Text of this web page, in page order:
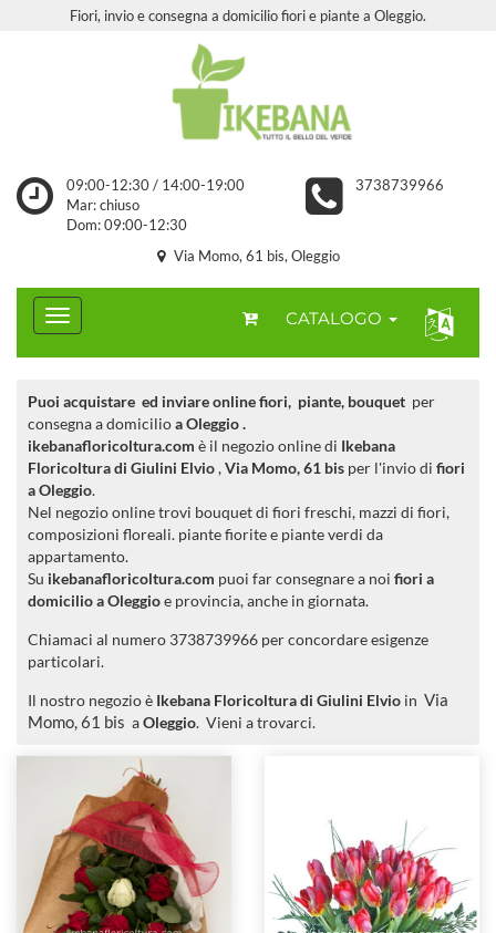
Fiori, invio e consegna a domicilio fiori e piante a Oleggio.
09:00-12:30 / 14:00-19:00
Mar: chiuso
Dom: 09:00-12:30
3738739966
Via Momo, 61 bis, Oleggio
CATALOGO
Puoi acquistare ed inviare online fiori, piante, bouquet per
consegna a domicilioa Oleggio .
ikebanafloricoltura.com è il negozio online di Ikebana
Floricoltura di Giulini Elvio,Via Momo, 61 bis per l'invio di fiori
a Oleggio.
Nel negozio online trovi bouquet di fiori freschi, mazzi di fiori,
composizioni floreali. piante fiorite e piante verdi da
appartamento.
Su ikebanafloricoltura.com puoi far consegnare a noi fiori a
domicilio a Oleggioe provincia, anche in giornata.
Chiamaci al numero 3738739966 per concordare esigenze
particolari.
Il nostro negozio è Ikebana Floricoltura di Giulini Elvio in Via
Momo, 61 bis aOleggio. Vieni a trovarci.